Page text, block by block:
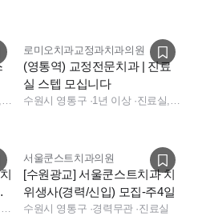
데스크, 데스크, 데스크
로미오치과교정과치과의원
(영통역) 교정전문치과 | 진료
실 스텝 모십니다
수원시 영통구 ·1년 이상· 진료실, 진료실, 데스크
진료실, 진료팀장, 보험청구, 상담, 실장, 총괄실장, 데스크
서울쿤스트치과의원
[수원광교] 서울쿤스트치과 치
위생사(경력/신입) 모집-주4일
수원시 영통구 ·경력무관·진료실